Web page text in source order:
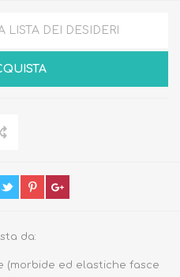
LISTA DEI DESIDERI
da:
(morbide ed elastiche fasce